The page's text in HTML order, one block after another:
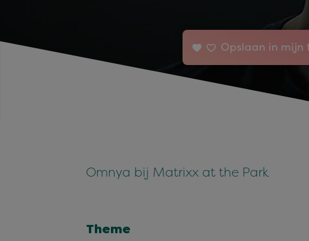
Opslaan in mijn
Omnya bij Matrixx at the Park
Theme